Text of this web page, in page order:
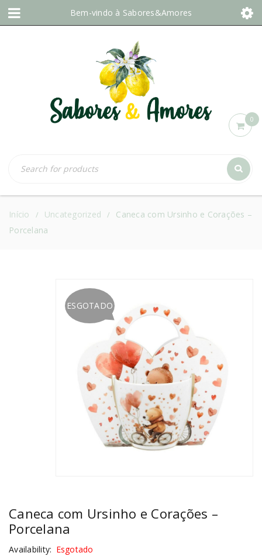
Bem-vindo à Sabores&Amores
0
Início / Uncategorized /
Caneca com Ursinho e Corações –
Porcelana
ESGOTADO
Caneca com Ursinho e Corações –
Porcelana
Availability: Esgotado